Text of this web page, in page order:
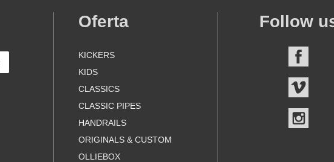
Oferta
KICKERS
KIDS
CLASSICS
CLASSIC PIPES
HANDRAILS
ORIGINALS & CUSTOM
OLLIEBOX
Follow